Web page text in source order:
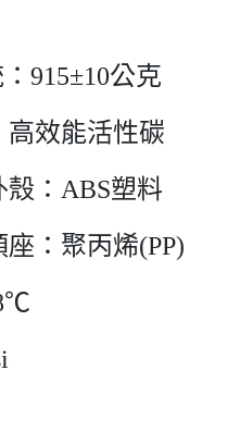
915±10公克
高效能活性碳
ABS塑料
丙烯(PP)